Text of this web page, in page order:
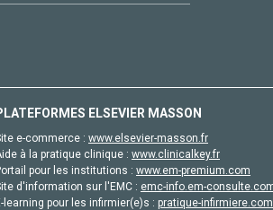
ELSEVIER MASSON
e-commerce : www.elsevier-masson.fr
à la pratique clinique : www.clinicalkey.fr
pour les institutions : www.em-premium.com
d'information sur l'EMC : emc-info.em-
learning pour les infirmier(e)s : pratique-infirmiere.com